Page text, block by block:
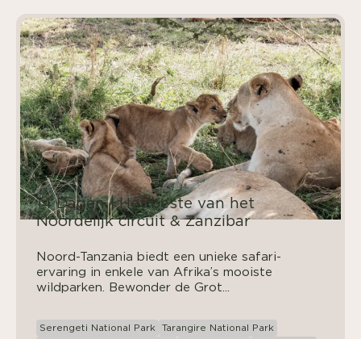
14 Dagen | Het beste van het
Noordelijk circuit & Zanzibar
Noord-Tanzania biedt een unieke safari-
ervaring in enkele van Afrika’s mooiste
wildparken. Bewonder de Grot...
Serengeti National Park
Tarangire National Park